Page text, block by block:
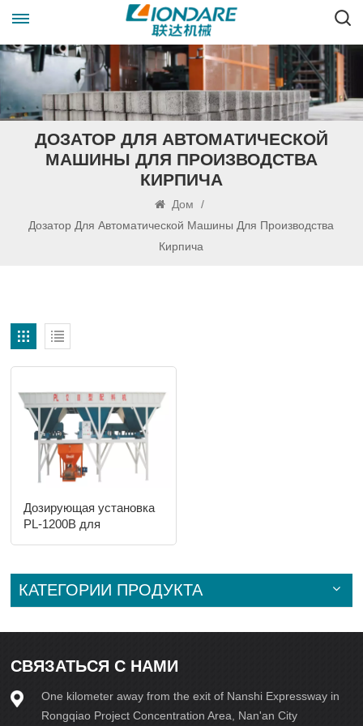
ДОЗАТОР ДЛЯ АВТОМАТИЧЕСКОЙ
МАШИНЫ ДЛЯ ПРОИЗВОДСТВА
КИРПИЧА
Дом
/
Дозатор Для Автоматической Машины Для Производства
Кирпича
Дозирующая установка
PL-1200B для
КАТЕГОРИИ ПРОДУКТА
СВЯЗАТЬСЯ С НАМИ
One kilometer away from the exit of Nanshi Expressway in
Rongqiao Project Concentration Area, Nan'an City